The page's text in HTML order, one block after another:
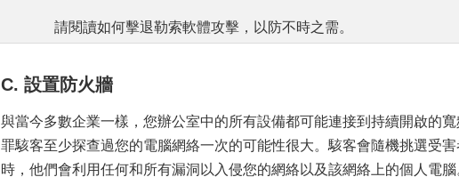
請閱讀如何擊退勒索軟體攻擊，以防不時之需。
C. 設置防火牆
與當今多數企業一樣，您辦公室中的所有設備都可能連接到持續開啟的
罪駭客至少探查過您的電腦網絡一次的可能性很大。駭客會隨機挑選受
時，他們會利用任何和所有漏洞以入侵您的網絡以及該網絡上的個人電腦